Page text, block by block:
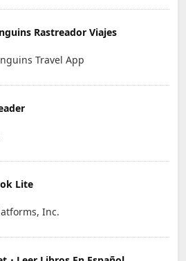
Rastreador Viajes
Travel App
Lite
Inc.